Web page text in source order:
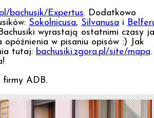
bachusik/Expertus. Dodatkowo
Sokolnicusa, Silvanusa i
wyrastają ostatnimi czasy
opóźnienia w pisaniu opisów :) Jak
tutaj: bachusiki.zgora.pl/site/mapa.
firmy ADB.